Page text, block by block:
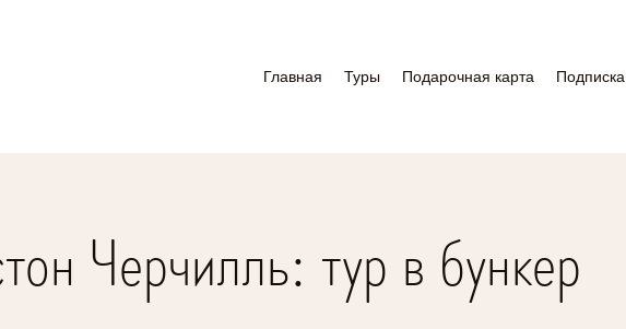
Главная Туры Подарочная карта Подписка
Черчилль: тур в бункер